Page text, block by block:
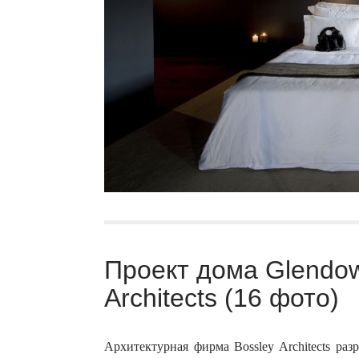
Проект дома
Architects (16 фото)
Архитектурная фирма Bossley Architects